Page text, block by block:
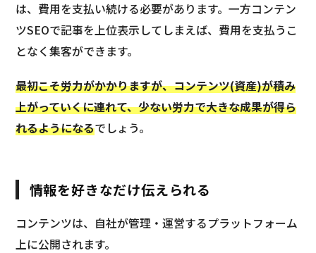
は、費用を支払い続ける必要があります。一方コンテン
ツSEOで記事を上位表示してしまえば、費用を支払うこ
となく集客ができます。
最初こそ労力がかかりますが、コンテンツ(資産)が積み
上がっていくに連れて、少ない労力で大きな成果が得ら
れるようになるでしょう。
情報を好きなだけ伝えられる
コンテンツは、自社が管理・運営するプラットフォーム
上に公開されます。